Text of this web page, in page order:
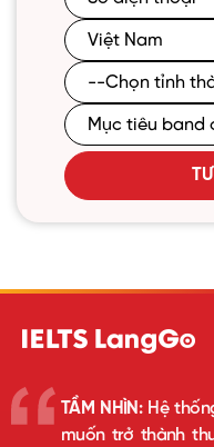
TẦM NHÌN:Hệ
muốn trở thành